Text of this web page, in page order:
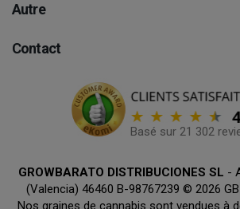
Autre
Contact
Basé sur 21 302
GROWBARATO DISTRIBUCIONES SL -
(Valencia) 46460 B-98767239 © 2026
Nos graines de cannabis sont vendues à